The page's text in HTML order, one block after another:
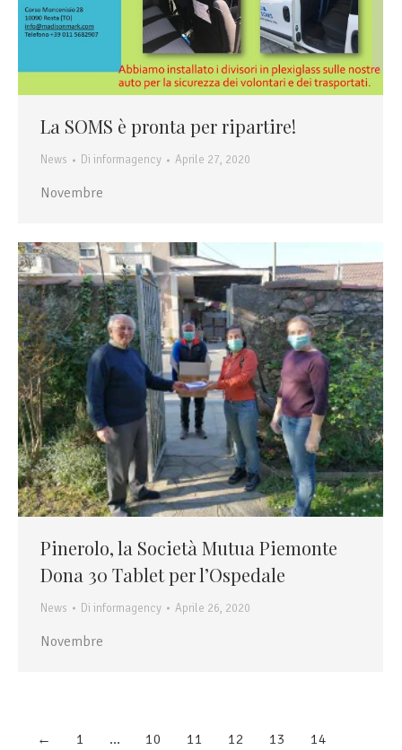
La SOMS è pronta per ripartire!
News Di informagency Aprile 27, 2020
Novembre
Pinerolo, la Società Mutua Piemonte
Dona 30 Tablet per l’Ospedale
News Di informagency Aprile 26, 2020
Novembre
← 1 … 10 11 12 13 14